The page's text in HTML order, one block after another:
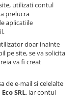
utilizati contul
prelucra
aplicatiile
doar inainte
pe site, se va solicita
va fi creat
de e-mail si celelalte
SRL, iar contul